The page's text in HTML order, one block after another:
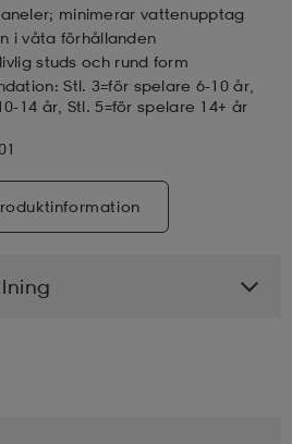
minimerar vattenupptag
i våta förhållanden
studs och rund form
Stl. 3=för spelare 6-10 år,
14 år, Stl. 5=för spelare 14+ år